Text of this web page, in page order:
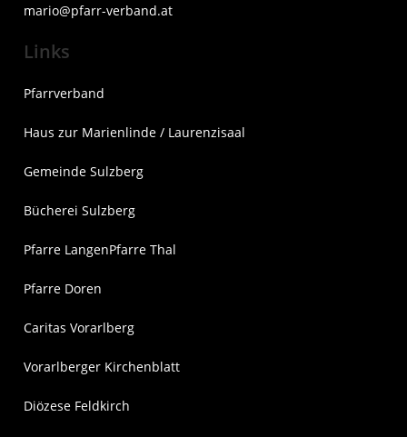
mario@pfarr-verband.at
Links
Pfarrverband
Haus zur Marienlinde / Laurenzisaal
Gemeinde Sulzberg
Bücherei Sulzberg
Pfarre LangenPfarre Thal
Pfarre Doren
Caritas Vorarlberg
Vorarlberger Kirchenblatt
Diözese Feldkirch